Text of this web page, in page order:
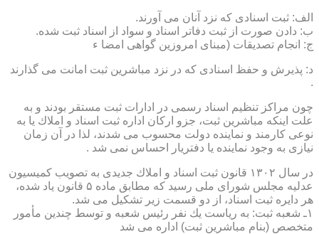
الف: ثبت اسنادی كه نزد آنان می آورند.
ب: دادن صورت از ثبت دفاتر اسناد و سواد از اسناد ثبت شده.
ج: انجام تصدیقات (مبنای امروزین گواهی امضا ء
د: پذیرش و حفظ اسنادی كه در نزد مباشرین ثبت امانت می گذارند
.
چون مراكز تنظیم اسناد رسمی در ادارات ثبت مستقر بودند و به
علت اینكه مباشرین ثبت، جزو اركان اداره ثبت اسناد و املاك یا به
نوعی كارمند و نماینده دولت محسوب می شدند، لذا در آن زمان
نیازی به وجود نماینده یا دفتریار احساس نمی شد .
در سال ۱۳۰۲ قانون ثبت اسناد و املاك جدیدی به تصویب كمیسیون
عدلیه مجلس شورای ملی رسید كه مطابق ماده ۵ قانون یاد شده،
هر دایره ثبت اسناد، از دو قسمت زیر تشكیل می شد.
۱ـ شعبه ثبت: به ریاست یك نفر رئیس شعبه و توسط چندین مأمور
متخصص (بنام مباشرین ثبت) اداره می شد